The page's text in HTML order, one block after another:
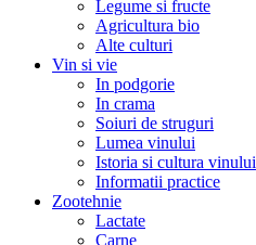
Legume si fructe
Agricultura bio
Alte culturi
Vin si vie
In podgorie
In crama
Soiuri de struguri
Lumea vinului
Istoria si cultura vinului
Informatii practice
Zootehnie
Lactate
Carne